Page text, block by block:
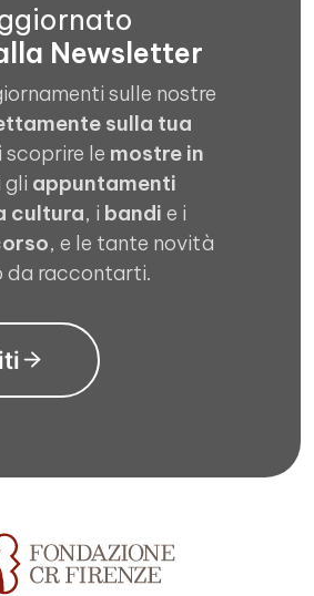
Newsletter
sulle nostre
sulla tua
scoprire le mostre in
appuntamenti
cultura, i bandi e i
, e le tante novità
da raccontarti.